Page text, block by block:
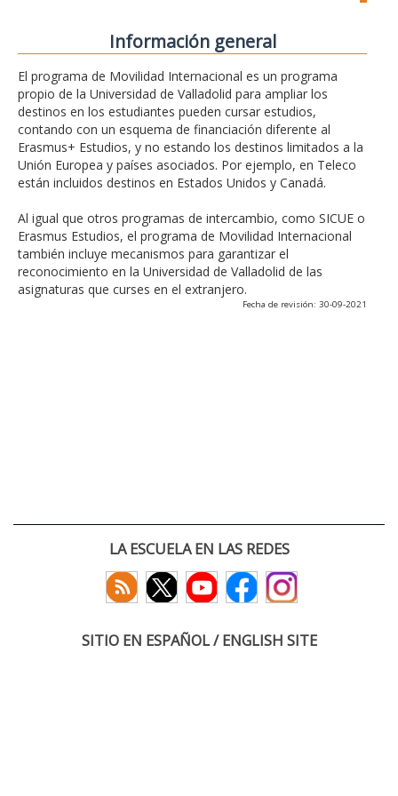
Información general
El programa de Movilidad Internacional es un programa
propio de la Universidad de Valladolid para ampliar los
destinos en los estudiantes pueden cursar estudios,
contando con un esquema de financiación diferente al
Erasmus+ Estudios, y no estando los destinos limitados a la
Unión Europea y países asociados. Por ejemplo, en Teleco
están incluidos destinos en Estados Unidos y Canadá.
Al igual que otros programas de intercambio, como SICUE o
Erasmus Estudios, el programa de Movilidad Internacional
también incluye mecanismos para garantizar el
reconocimiento en la Universidad de Valladolid de las
asignaturas que curses en el extranjero.
Fecha de revisión: 30-09-2021
LA ESCUELA EN LAS REDES
SITIO EN ESPAÑOL / ENGLISH SITE